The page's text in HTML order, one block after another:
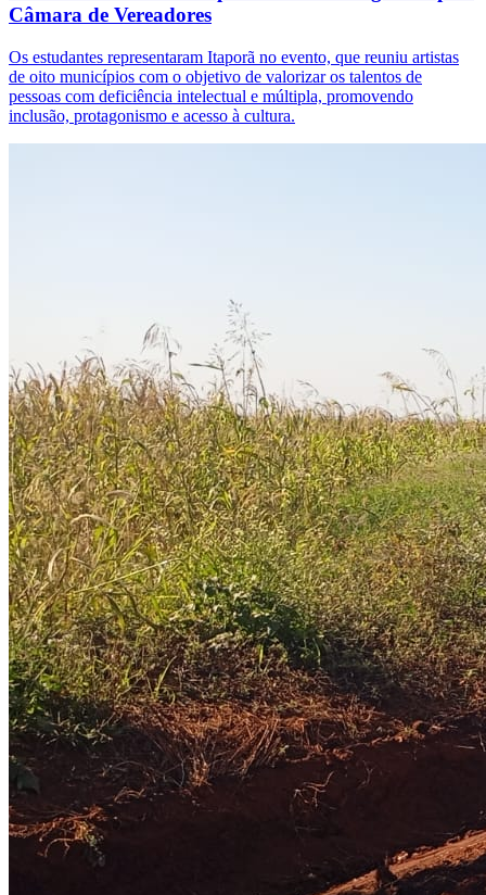
Câmara de Vereadores
Os estudantes representaram Itaporã no evento, que reuniu artistas
de oito municípios com o objetivo de valorizar os talentos de
pessoas com deficiência intelectual e múltipla, promovendo
inclusão, protagonismo e acesso à cultura.